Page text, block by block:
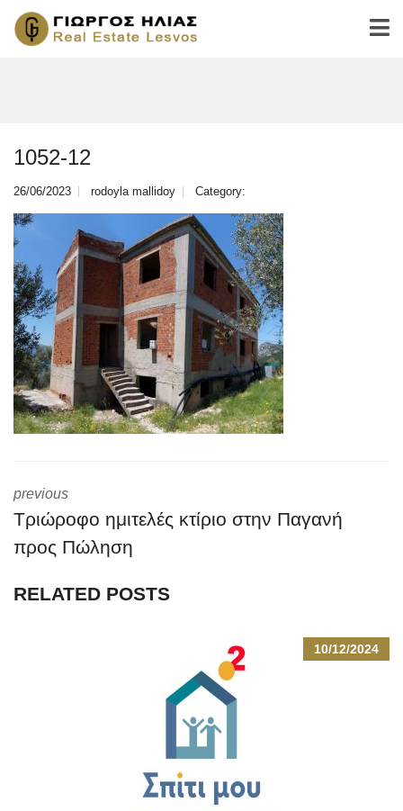
1052-12
26/06/2023 rodoyla mallidoy Category:
previous
Τριώροφο ημιτελές κτίριο στην Παγανή
προς Πώληση
RELATED POSTS
10/12/2024